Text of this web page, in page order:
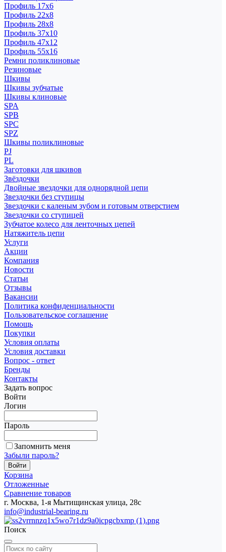
Профиль 17x6
Профиль 22x8
Профиль 28x8
Профиль 37x10
Профиль 47x12
Профиль 55x16
Ремни поликлиновые
Резиновые
Шкивы
Шкивы зубчатые
Шкивы клиновые
SPA
SPB
SPC
SPZ
Шкивы поликлиновые
PJ
PL
Заготовки для шкивов
Звёздочки
Двойные звездочки для однорядной цепи
Звездочки без ступицы
Звездочки с каленым зубом и готовым отверстием
Звездочки со ступицей
Зубчатое колесо для ленточных цепей
Натяжитель цепи
Услуги
Акции
Компания
Новости
Статьи
Отзывы
Вакансии
Политика конфиденциальности
Пользовательское соглашение
Помощь
Покупки
Условия оплаты
Условия доставки
Вопрос - ответ
Бренды
Контакты
Задать вопрос
Войти
Логин
Пароль
Запомнить меня
Забыли пароль?
Корзина
Отложенные
Сравнение товаров
г. Москва, 1-я Мытищинская улица, 28с
info@industrial-bearing.ru
Поиск